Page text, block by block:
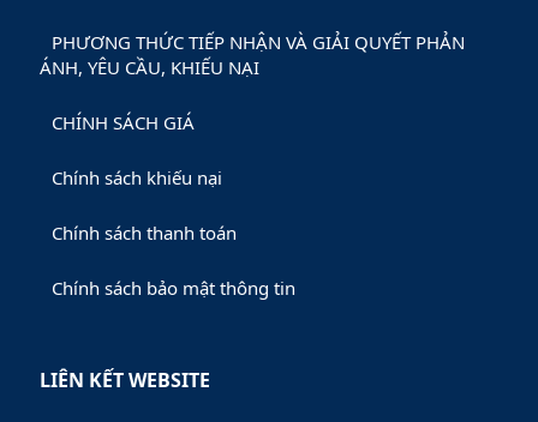
PHƯƠNG THỨC TIẾP NHẬN VÀ GIẢI QUYẾT PHẢN
ÁNH, YÊU CẦU, KHIẾU NẠI
CHÍNH SÁCH GIÁ
Chính sách khiếu nại
Chính sách thanh toán
Chính sách bảo mật thông tin
LIÊN KẾT WEBSITE